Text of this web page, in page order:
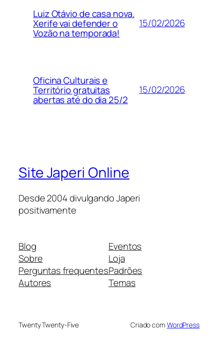
Luiz Otávio de casa nova.
Xerife vai defender o
Vozão na temporada!
15/02/2026
Oficina Culturais e
Território gratuitas
abertas até do dia 25/2
15/02/2026
Site Japeri Online
Desde 2004 divulgando Japeri
positivamente
Blog
Sobre
Perguntas frequentes
Autores
Eventos
Loja
Padrões
Temas
Twenty Twenty-Five Criado com WordPress